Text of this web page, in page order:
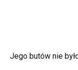
Jego butów nie